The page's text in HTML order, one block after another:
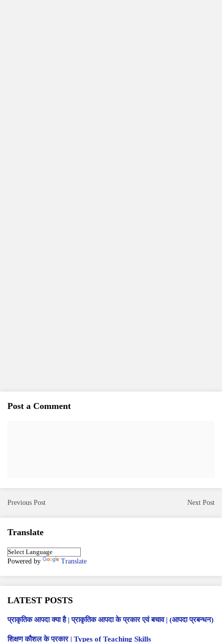
Post a Comment
Previous Post Next Post
Translate
Powered by Translate
LATEST POSTS
प्राकृतिक आपदा क्या है | प्राकृतिक आपदा के प्रकार एवं बचाव | (आपदा प्रबन्धन)
शिक्षण कौशल के प्रकार | Types of Teaching Skills